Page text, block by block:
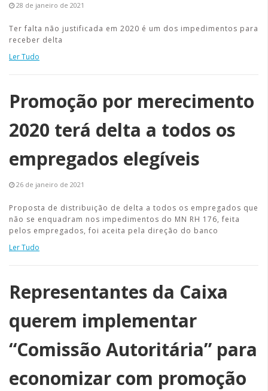
28 de janeiro de 2021
Ter falta não justificada em 2020 é um dos impedimentos para
receber delta
Ler Tudo
Promoção por merecimento
2020 terá delta a todos os
empregados elegíveis
26 de janeiro de 2021
Proposta de distribuição de delta a todos os empregados que
não se enquadram nos impedimentos do MN RH 176, feita
pelos empregados, foi aceita pela direção do banco
Ler Tudo
Representantes da Caixa
querem implementar
“Comissão Autoritária” para
economizar com promoção